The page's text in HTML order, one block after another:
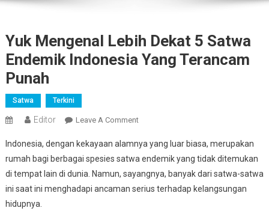
Yuk Mengenal Lebih Dekat 5 Satwa
Endemik Indonesia Yang Terancam
Punah
Satwa Terkini
Editor Leave A CommentOn
Mengenal
Lebih
Dekat
5
Indonesia, dengan kekayaan alamnya yang luar biasa, merupakan
rumah bagi berbagai spesies satwa endemik yang tidak ditemukan
di tempat lain di dunia. Namun, sayangnya, banyak dari satwa-satwa
ini saat ini menghadapi ancaman serius terhadap kelangsungan
hidupnya.